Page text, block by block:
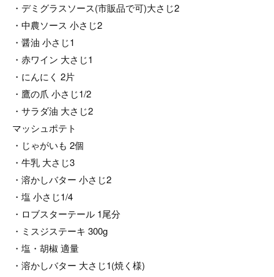
・デミグラスソース(市販品で可)大さじ2
・中農ソース 小さじ2
・醤油 小さじ1
・赤ワイン 大さじ1
・にんにく 2片
・鷹の爪 小さじ1/2
・サラダ油 大さじ2
マッシュポテト
・じゃがいも 2個
・牛乳 大さじ3
・溶かしバター 小さじ2
・塩 小さじ1/4
・ロブスターテール 1尾分
・ミスジステーキ 300g
・塩・胡椒 適量
・溶かしバター 大さじ1(焼く様)